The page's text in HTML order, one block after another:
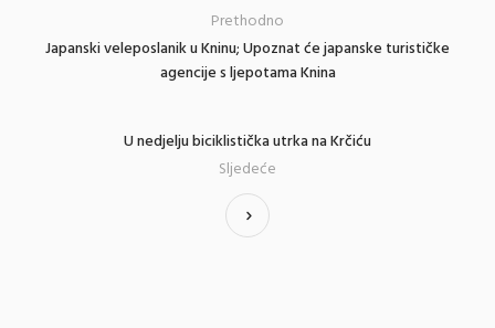
Japanski veleposlanik u Kninu; Upoznat će japanske turističke
agencije s ljepotama Knina
Prethodno
U nedjelju biciklistička utrka na Krčiću
Sljedeće